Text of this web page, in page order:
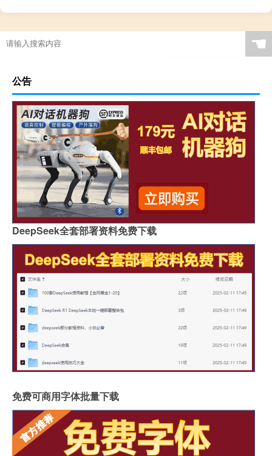
☚
公告
DeepSeek全套部署资料免费下载
免费可商用字体批量下载